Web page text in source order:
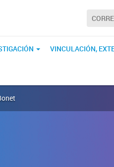
VINCULACIÓN,